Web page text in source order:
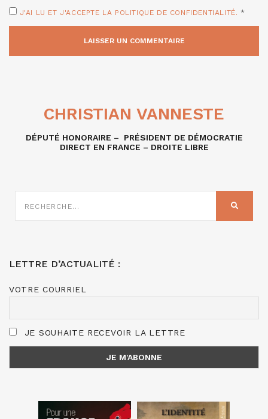
J'AI LU ET J'ACCEPTE LA POLITIQUE DE CONFIDENTIALITÉ. *
CHRISTIAN VANNESTE
DÉPUTÉ HONORAIRE – PRÉSIDENT DE DÉMOCRATIE
DIRECT EN FRANCE – DROITE LIBRE
SUR
LETTRE D’ACTUALITÉ :
VOTRE COURRIEL
JE SOUHAITE RECEVOIR LA LETTRE